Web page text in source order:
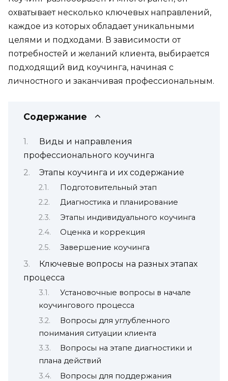
охватывает несколько ключевых направлений,
каждое из которых обладает уникальными
целями и подходами. В зависимости от
потребностей и желаний клиента, выбирается
подходящий вид коучинга, начиная с
личностного и заканчивая профессиональным.
Содержание
Виды и направления
профессионального коучинга
Этапы коучинга и их содержание
Подготовительный этап
Диагностика и планирование
Этапы индивидуального коучинга
Оценка и коррекция
Завершение коучинга
Ключевые вопросы на разных этапах
процесса
Установочные вопросы в начале
коучингового процесса
Вопросы для углубленного
понимания ситуации клиента
Вопросы на этапе диагностики и
плана действий
Вопросы для поддержания